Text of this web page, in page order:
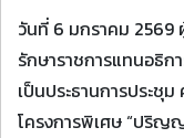
วันที่ 6 มกราคม 2569
รักษาราชการแทนอธิ
เป็นประธานการประชุ
โครงการพิเศษ “ปริญ